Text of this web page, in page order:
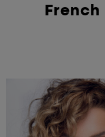
French